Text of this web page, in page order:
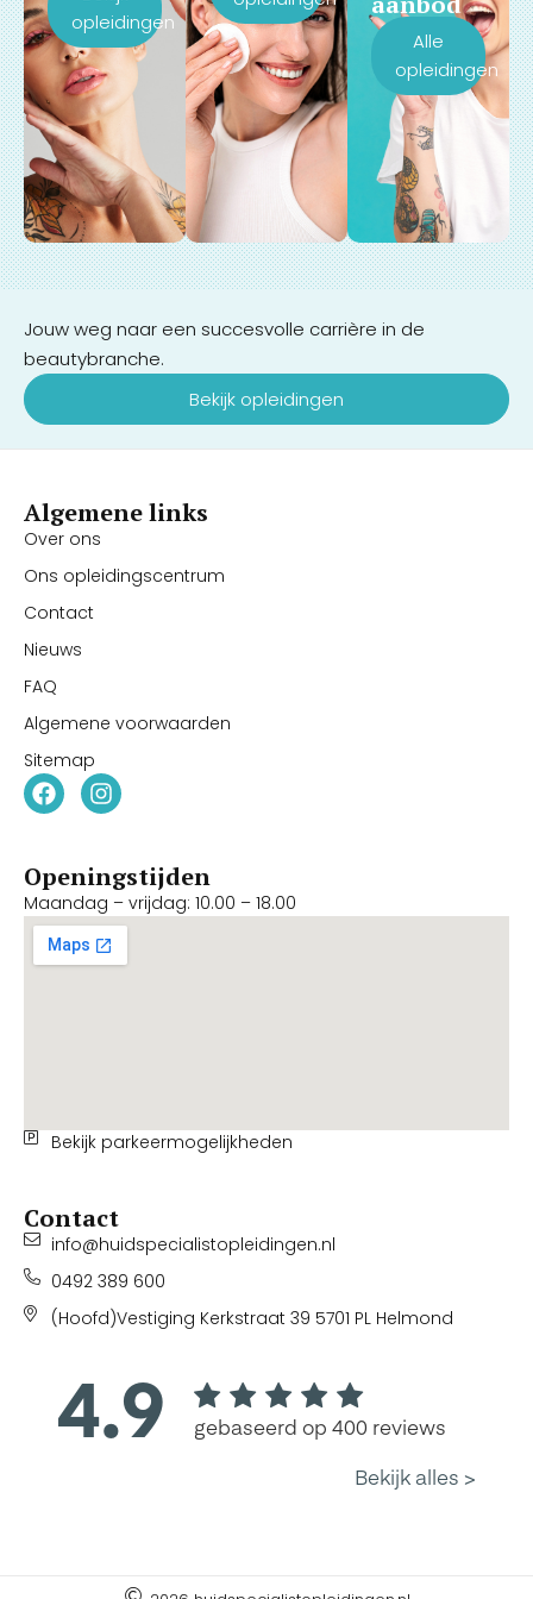
opleidingen
Alle
opleidingen
Jouw weg naar een succesvolle carrière in de
beautybranche.
Bekijk opleidingen
Algemene links
Over ons
Ons opleidingscentrum
Contact
Nieuws
FAQ
Algemene voorwaarden
Sitemap
Openingstijden
Maandag – vrijdag: 10.00 – 18.00
Bekijk parkeermogelijkheden
Contact
info@huidspecialistopleidingen.nl
0492 389 600
(Hoofd)Vestiging Kerkstraat 39 5701 PL Helmond